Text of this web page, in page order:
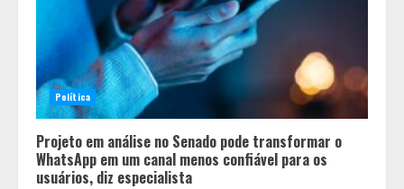
Política
Projeto em análise no Senado pode transformar o
WhatsApp em um canal menos confiável para os
usuários, diz especialista